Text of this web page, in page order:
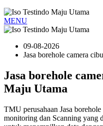
MENU
09-08-2026
Jasa borehole camera
Jasa borehole
Maju Utama
TMU perusahaan Jasa
monitoring dan Scanning yang